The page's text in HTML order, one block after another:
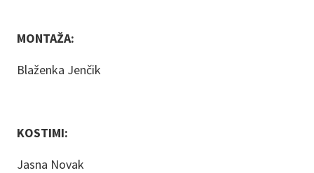
MONTAŽA:
Blaženka Jenčik
KOSTIMI:
Jasna Novak